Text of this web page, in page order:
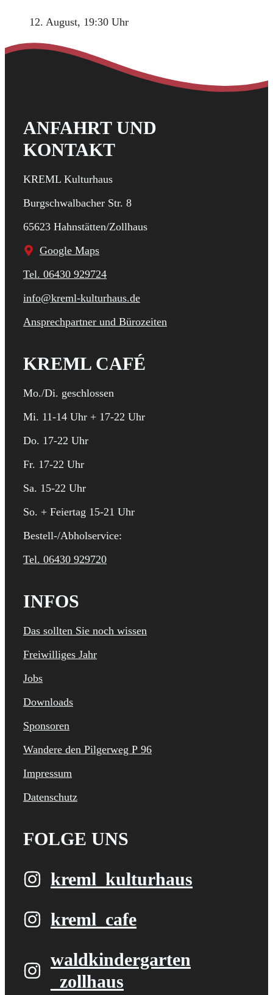
12. August, 19:30 Uhr
ANFAHRT UND
KONTAKT
KREML Kulturhaus
Burgschwalbacher Str. 8
65623 Hahnstätten/Zollhaus
Google Maps
Tel. 06430 929724
info@kreml-kulturhaus.de
Ansprechpartner und Bürozeiten
KREML CAFÉ
Mo./Di. geschlossen
Mi. 11-14 Uhr + 17-22 Uhr
Do. 17-22 Uhr
Fr. 17-22 Uhr
Sa. 15-22 Uhr
So. + Feiertag 15-21 Uhr
Bestell-/Abholservice:
Tel. 06430 929720
INFOS
Das sollten Sie noch wissen
Freiwilliges Jahr
Jobs
Downloads
Sponsoren
Wandere den Pilgerweg P 96
Impressum
Datenschutz
FOLGE UNS
kreml_kulturhaus
kreml_cafe
waldkindergarten​
_zollhaus